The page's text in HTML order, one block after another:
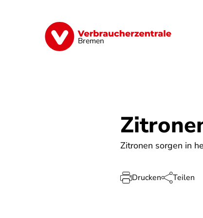
Bremen
Finanzen Digitales
Zitronen sorgen in
Drucken Teilen